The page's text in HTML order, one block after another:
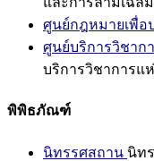
ศูนย์กฎหมายเพื่อ
ศูนย์บริการวิชาก
บริการวิชาการแ
พิพิธภัณฑ์
นิทรรศสถาน นิท